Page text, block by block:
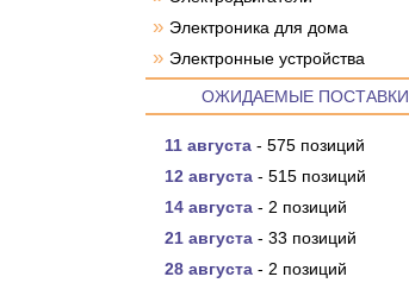
» Электроника для дома
» Электронные устройства
ОЖИДАЕМЫЕ ПОСТАВКИ
11 августа - 575 позиций
12 августа - 515 позиций
14 августа - 2 позиций
21 августа - 33 позиций
28 августа - 2 позиций